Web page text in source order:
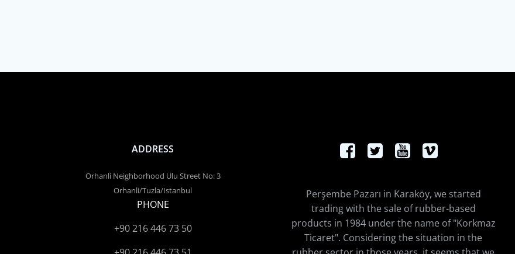
ADDRESS
Orhanli Neighborhood Ulu Street No: 3
Orhanli/Tuzla/Istanbul
PHONE
+90 216 446 73 50
Perşembe Pazarı in Karaköy, we started
trading with the sale of rubber-based
products in 1984 under the name of "Korkmaz
Ticaret". Considering the situation in the